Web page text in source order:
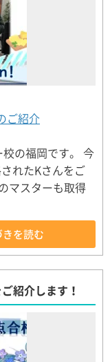
ご紹介
の福岡です。 今
れたKさんをご
マスターも取得
きを読む
紹介します！